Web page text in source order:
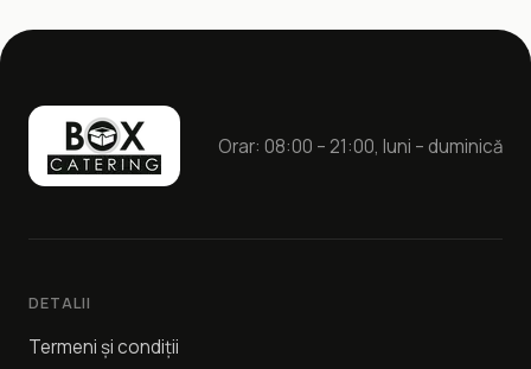
Orar: 08:00 – 21:00, luni – duminică
DETALII
Termeni și condiții